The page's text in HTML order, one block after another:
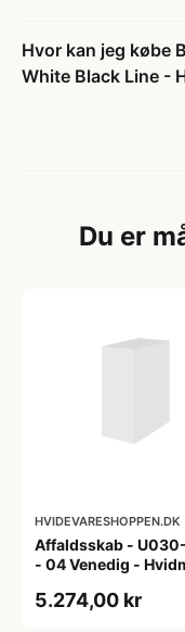
Hvor kan jeg købe
White Black Line -
Du er
HVIDEVARESHOPPEN.DK
Affaldsskab -
- 04 Venedig -
5.274,00 kr